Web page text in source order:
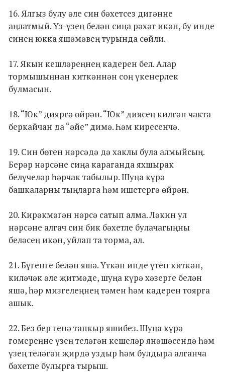
16. Ялгыз булу әле син бәхетсез дигәнне
аңлатмый. Үз-үзең белән сиңа рәхәт икән, бу инде
синең юкка яшәмәвең турында сөйли.
17. Якын кешләреңнең кадерен бел. Алар
тормышыңнан киткәннән соң үкенерлек
булмасын.
18. “Юк” дияргә өйрән. “Юк” диясең килгән чакта
беркайчан да “әйе” димә. Һәм киресенчә.
19. Син бөтен нәрсәдә дә хаклы була алмыйсың.
Берәр нәрсәне сиңа караганда яхшырак
белүчеләр һәрчак табылыр. Шуңа күрә
башкаларны тыңларга һәм ишетергә өйрән.
20. Кирәкмәгән нәрсә сатып алма. Ләкин ул
нәрсәне алгач син бик бәхетле булачагыңны
беләсең икән, уйлап та торма, ал.
21. Бүгенге белән яшә. Үткән инде үтеп киткән,
киләчәк әле җитмәде, шуңа күрә хәзерге белән
яшә, һәр мизгелеңнең тәмен һәм кадерен тоярга
ашык.
22. Без бер генә тапкыр яшибез. Шуңа күрә
гомереңне үзең теләгән кешеләр янәшәсендә һәм
үзең теләгән җирдә уздыр һәм булдыра алганча
бәхетле булырга тырыш.